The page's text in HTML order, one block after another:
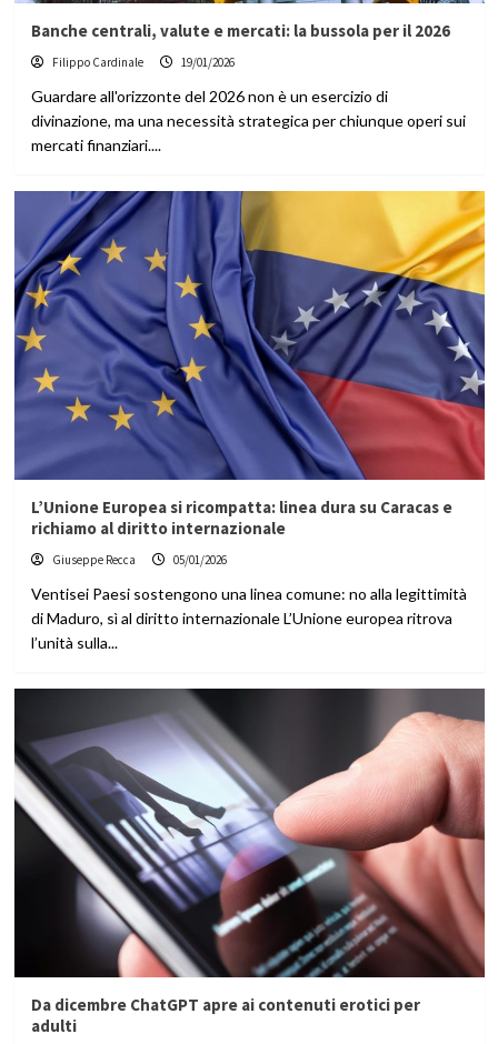
Banche centrali, valute e mercati: la bussola per il 2026
Filippo Cardinale 19/01/2026
Guardare all'orizzonte del 2026 non è un esercizio di
divinazione, ma una necessità strategica per chiunque operi sui
mercati finanziari....
L’Unione Europea si ricompatta: linea dura su Caracas e
richiamo al diritto internazionale
Giuseppe Recca 05/01/2026
Ventisei Paesi sostengono una linea comune: no alla legittimità
di Maduro, sì al diritto internazionale L’Unione europea ritrova
l’unità sulla...
Da dicembre ChatGPT apre ai contenuti erotici per
adulti